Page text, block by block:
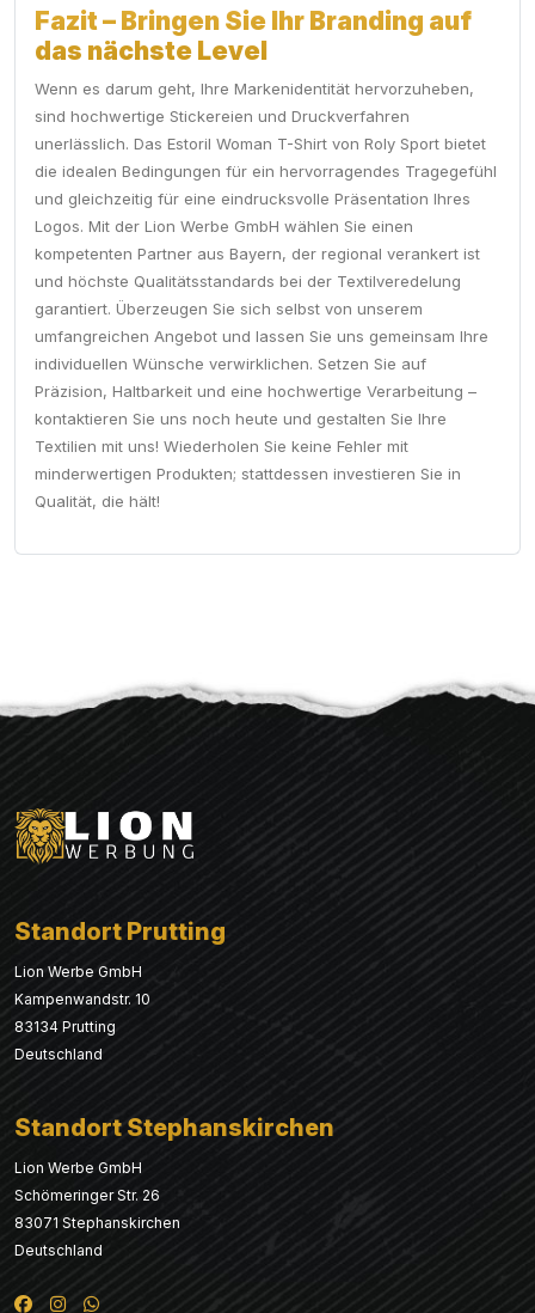
Fazit – Bringen Sie Ihr Branding auf
das nächste Level
Wenn es darum geht, Ihre Markenidentität hervorzuheben,
sind hochwertige Stickereien und Druckverfahren
unerlässlich. Das Estoril Woman T-Shirt von Roly Sport bietet
die idealen Bedingungen für ein hervorragendes Tragegefühl
und gleichzeitig für eine eindrucksvolle Präsentation Ihres
Logos. Mit der Lion Werbe GmbH wählen Sie einen
kompetenten Partner aus Bayern, der regional verankert ist
und höchste Qualitätsstandards bei der Textilveredelung
garantiert. Überzeugen Sie sich selbst von unserem
umfangreichen Angebot und lassen Sie uns gemeinsam Ihre
individuellen Wünsche verwirklichen. Setzen Sie auf
Präzision, Haltbarkeit und eine hochwertige Verarbeitung –
kontaktieren Sie uns noch heute und gestalten Sie Ihre
Textilien mit uns! Wiederholen Sie keine Fehler mit
minderwertigen Produkten; stattdessen investieren Sie in
Qualität, die hält!
Standort Prutting
Lion Werbe GmbH
Kampenwandstr. 10
83134 Prutting
Deutschland
Standort Stephanskirchen
Lion Werbe GmbH
Schömeringer Str. 26
83071 Stephanskirchen
Deutschland